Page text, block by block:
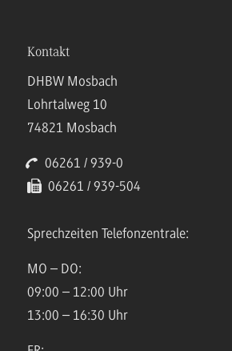
Kontakt
DHBW Mosbach
Lohrtalweg 10
74821 Mosbach
06261 / 939-0
06261 / 939-504
Sprechzeiten Telefonzentrale:
MO – DO:
09:00 – 12:00 Uhr
13:00 – 16:30 Uhr